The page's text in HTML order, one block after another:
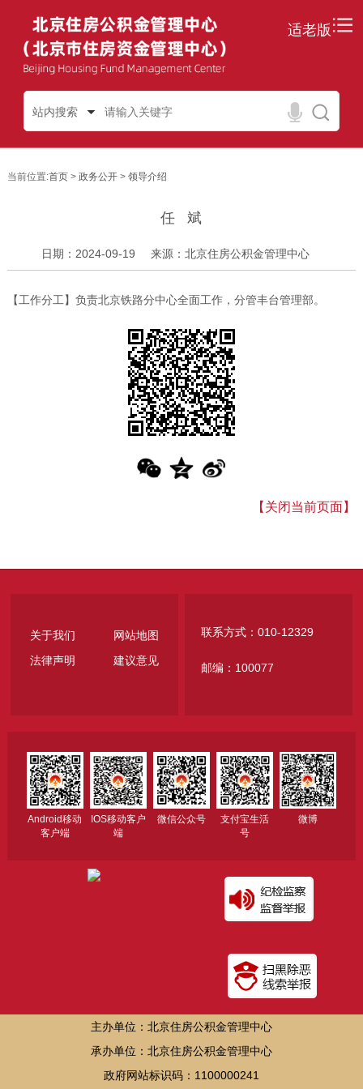
适老版
站内搜索
当前位置:首页> 政务公开> 领导介绍
任 斌
日期：2024-09-19 来源：北京住房公积金管理中心
【工作分工】 负责北京铁路分中心全面工作，分管丰台管理部。
【关闭当前页面】
关于我们
网站地图
法律声明
建议意见
联系方式：010-12329
邮编：100077
Android移动
客户端
IOS移动客户
端
微信公众号
支付宝生活
号
微博
主办单位：北京住房公积金管理中心
承办单位：北京住房公积金管理中心
政府网站标识码：1100000241